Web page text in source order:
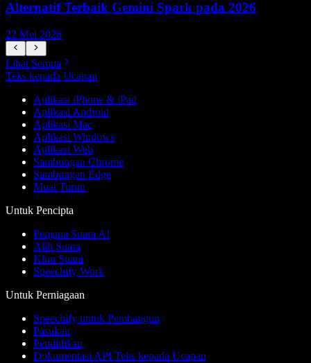
Alternatif Terbaik Gemini Spark pada 2026
22 Mei 2026
Lihat Semua
Teks kepada Ucapan
Aplikasi iPhone & iPad
Aplikasi Android
Aplikasi Mac
Aplikasi Windows
Aplikasi Web
Sambungan Chrome
Sambungan Edge
Muat Turun
Untuk Pencipta
Penjana Suara AI
Alih Suara
Klon Suara
Speechify Work
Untuk Perniagaan
Speechify untuk Pembangun
Pasukan
Pendidikan
Dokumentasi API Teks kepada Ucapan